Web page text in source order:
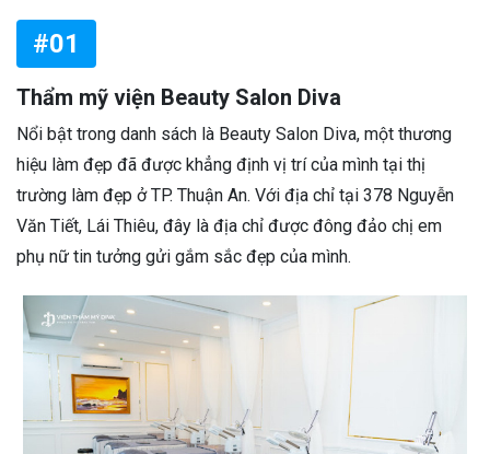
#01
Thẩm mỹ viện Beauty Salon Diva
Nổi bật trong danh sách là Beauty Salon Diva, một thương
hiệu làm đẹp đã được khẳng định vị trí của mình tại thị
trường làm đẹp ở TP. Thuận An. Với địa chỉ tại 378 Nguyễn
Văn Tiết, Lái Thiêu, đây là địa chỉ được đông đảo chị em
phụ nữ tin tưởng gửi gắm sắc đẹp của mình.